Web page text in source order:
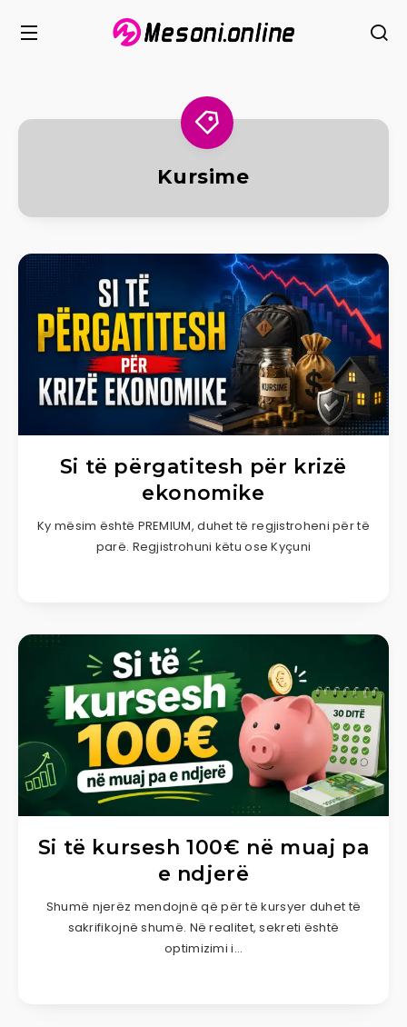
Kursime
Si të përgatitesh për krizë
ekonomike
Ky mësim është PREMIUM, duhet të regjistroheni për të
parë. Regjistrohuni këtu ose Kyçuni
Si të kursesh 100€ në muaj pa
e ndjerë
Shumë njerëz mendojnë që për të kursyer duhet të
sakrifikojnë shumë. Në realitet, sekreti është
optimizimi i…